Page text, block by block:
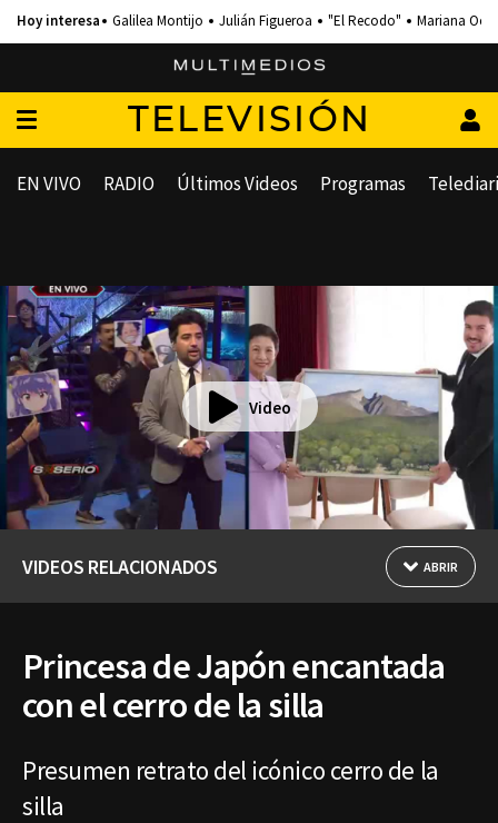
Galilea Montijo Julián Figueroa "El Recodo" Mariana
TELEVISIÓN
EN VIVO RADIO Últimos Videos Programas
Video
VIDEOS RELACIONADOS ABRIR
Princesa de Japón encantada
con el cerro de la silla
Presumen retrato del icónico cerro de la
silla